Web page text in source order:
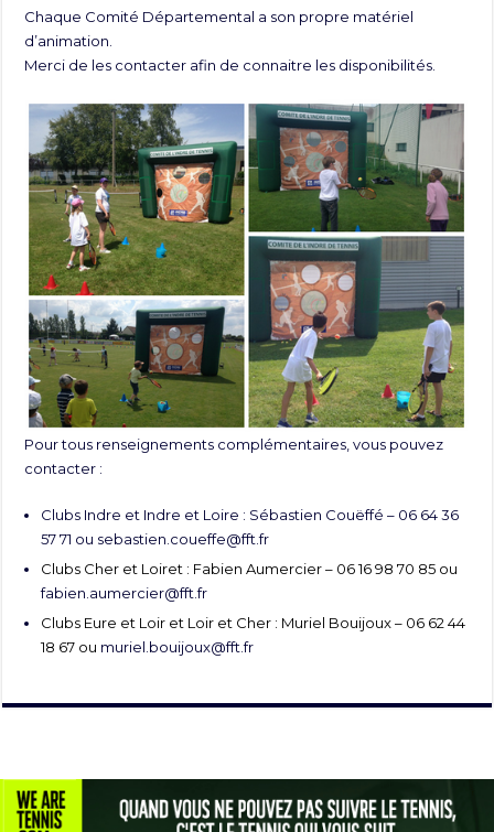
Chaque Comité Départemental a son propre matériel
d’animation.
Merci de les contacter afin de connaitre les disponibilités.
Pour tous renseignements complémentaires, vous pouvez
contacter :
Clubs Indre et Indre et Loire : Sébastien Couëffé – 06 64 36
57 71 ou sebastien.coueffe@fft.fr
Clubs Cher et Loiret : Fabien Aumercier – 06 16 98 70 85 ou
fabien.aumercier@fft.fr
Clubs Eure et Loir et Loir et Cher : Muriel Bouijoux – 06 62 44
18 67 ou muriel.bouijoux@fft.fr